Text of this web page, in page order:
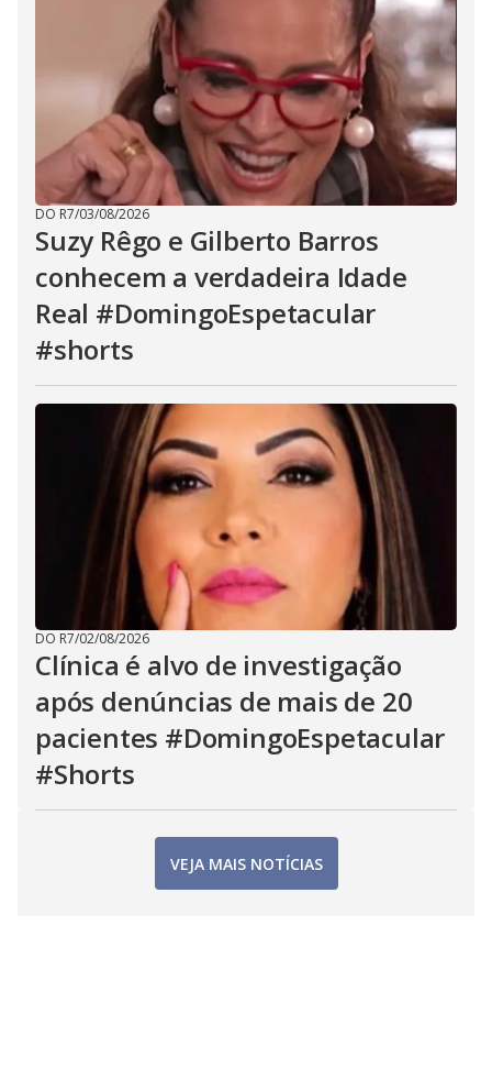
DO R7/03/08/2026
Suzy Rêgo e Gilberto Barros
conhecem a verdadeira Idade
Real #DomingoEspetacular
#shorts
DO R7/02/08/2026
Clínica é alvo de investigação
após denúncias de mais de 20
pacientes #DomingoEspetacular
#Shorts
VEJA MAIS NOTÍCIAS